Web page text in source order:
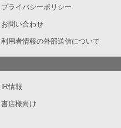
プライバシーポリシー
お問い合わせ
利用者情報の外部送信について
IR情報
書店様向け